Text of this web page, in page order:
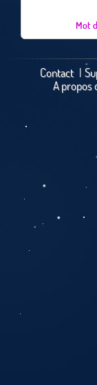
Mot
Contact |
A propos